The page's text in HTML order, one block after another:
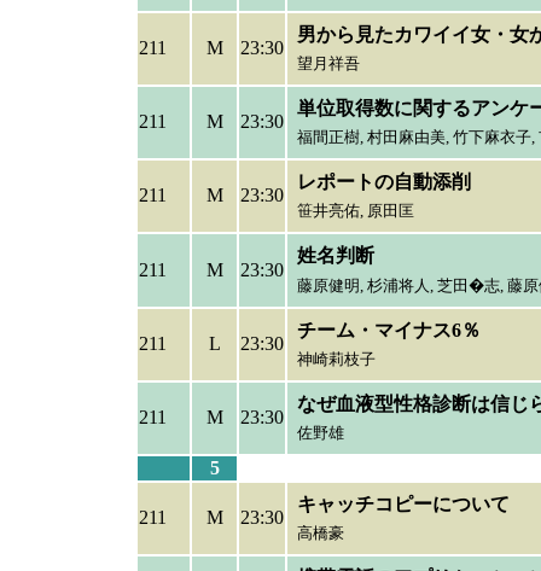
211 M 23:30
男から見たカワイイ女・女
望月祥吾
211 M 23:30
単位取得数に関するアンケ
福間正樹, 村田麻由美, 竹下麻衣子,
211 M 23:30
レポートの自動添削
笹井亮佑, 原田匡
211 M 23:30
姓名判断
藤原健明, 杉浦将人, 芝田�志, 藤
211 L 23:30
チーム・マイナス6％
神崎莉枝子
211 M 23:30
なぜ血液型性格診断は信じ
佐野雄
5
211 M 23:30
キャッチコピーについて
高橋豪